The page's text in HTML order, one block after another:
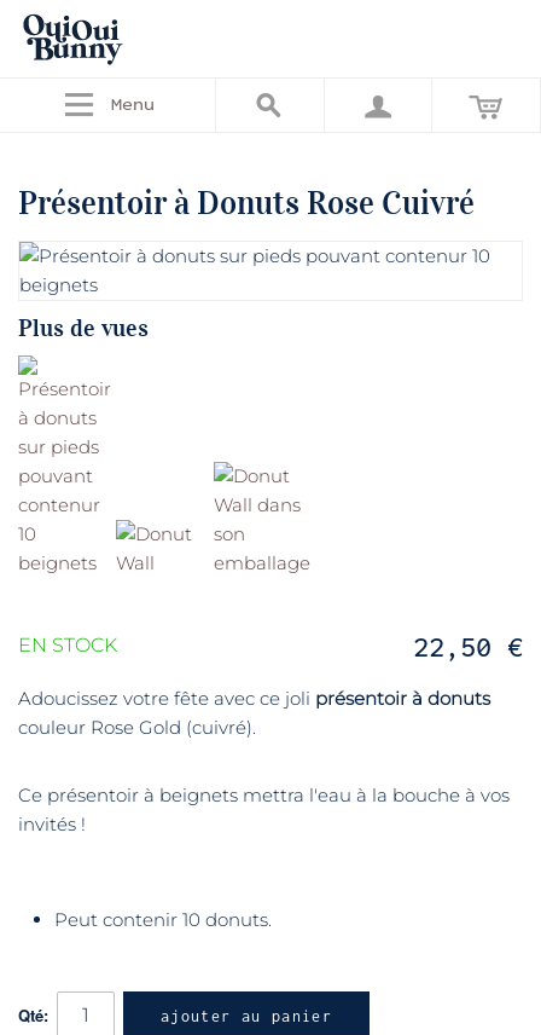
Menu
Présentoir à Donuts Rose Cuivré
Plus de vues
22,50 €
EN STOCK
Adoucissez votre fête avec ce joli présentoir à donuts
couleur Rose Gold (cuivré).
Ce présentoir à beignets mettra l'eau à la bouche à vos
invités !
Peut contenir 10 donuts.
Qté: ajouter au panier